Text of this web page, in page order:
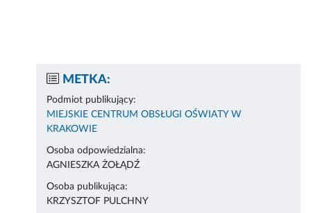
METKA:
Podmiot publikujący:
MIEJSKIE CENTRUM OBSŁUGI OŚWIATY W
KRAKOWIE
Osoba odpowiedzialna:
AGNIESZKA ŻOŁĄDŹ
Osoba publikująca:
KRZYSZTOF PULCHNY